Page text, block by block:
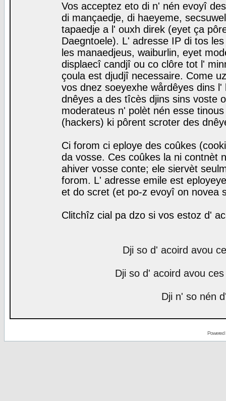
Vos acceptez eto di n' nén evoyî
di mançaedje, di haeyeme,
tapaedje a l' ouxh direk (eyet ça
Daegntoele). L' adresse IP di tos
les manaedjeus, waiburlin, eyet
displaecî candjî ou co clôre tot l'
çoula est djudjî necessaire. Come
vos dnez soeyexhe wårdêyes dins
dnêyes a des tîcès djins sins voste
moderateus n' polèt nén esse
(hackers) ki pôrent scroter des
Ci forom ci eploye des coûkes
da vosse. Ces coûkes la ni contnèt
ahiver vosse conte; ele siervèt
forom. L' adresse emile est
et do scret (et po-z evoyî on novea
Clitchîz cial pa dzo si vos estoz d'
Dji so d' acoird avou
Dji so d' acoird avou
Dji n' so nén
Powered